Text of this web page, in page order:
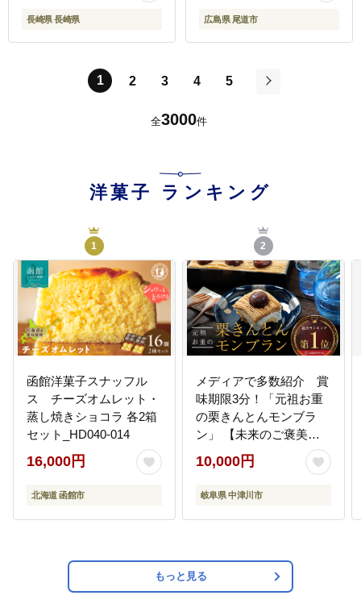
長崎県 長崎県 広島県 尾道市
1 2 3 4
5
全3000件
洋菓子 ランキング
1
函館洋菓子スナッフル
ス チーズオムレット・
蒸し焼きショコラ 各2箱
セット_HD040-014
16,000円
北海道 函館市
2
メディアで多数紹介 賞
味期限3分！「元祖お重
の栗きんとんモンブラ
ン」 【未来のご褒美】
スイーツ 栗 モンブラン
くりきんとん デザート
ご褒美 お取り寄せ くり
10,000円
岐阜県 中津川市
もっと見る